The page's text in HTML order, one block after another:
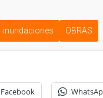
inundaciones OBRAS
Facebook